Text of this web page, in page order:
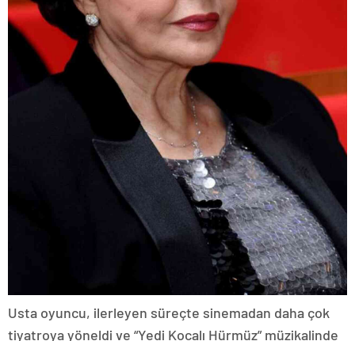
Usta oyuncu, ilerleyen süreçte sinemadan daha çok
tiyatroya yöneldi ve “Yedi Kocalı Hürmüz” müzikalinde